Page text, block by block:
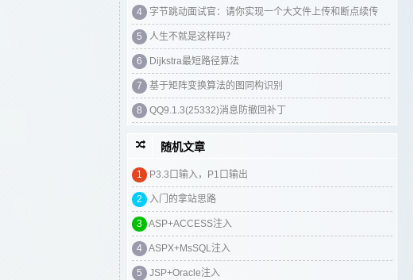
4 字节跳动面试官：请你实现一个大文件上传和断点续传
5 人生不就是这样吗？
6 Dijkstra最短路径算法
7 基于矩阵变换算法的图同构识别
8 QQ9.1.3(25332)消息防撤回补丁
1 分享一些CS1.6的个人珍藏插件
2 分享给萌新一个撸OneDrive的方法
3 新买的域名DNS被墙了怎么办
4 萌新如何拥有自己的域名邮箱
5 个人收集的GTA系列插件与修改器
6 精选好看的"网站正在维护升级中"页面
随机文章
1 P3.3口输入，P1口输出
2 入门的拿站思路
3 ASP+ACCESS注入
4 ASPX+MsSQL注入
5 JSP+Oracle注入